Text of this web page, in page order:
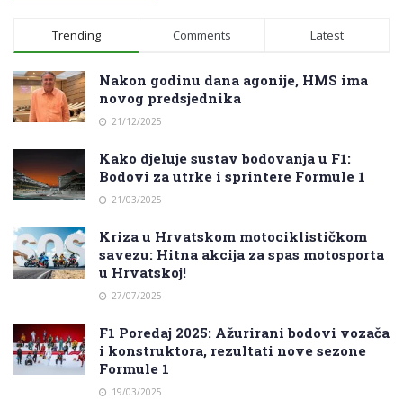
Trending Comments Latest
Nakon godinu dana agonije, HMS ima
novog predsjednika
21/12/2025
Kako djeluje sustav bodovanja u F1:
Bodovi za utrke i sprintere Formule 1
21/03/2025
Kriza u Hrvatskom motociklističkom
savezu: Hitna akcija za spas motosporta
u Hrvatskoj!
27/07/2025
F1 Poredaj 2025: Ažurirani bodovi vozača
i konstruktora, rezultati nove sezone
Formule 1
19/03/2025